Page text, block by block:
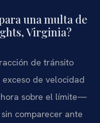
una multa de
Virginia?
de tránsito
de velocidad
sobre el límite—
comparecer ante